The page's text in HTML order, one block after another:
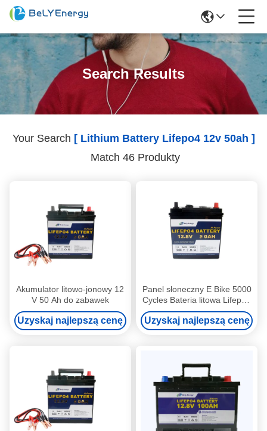
Search Results
Your Search [ Lithium Battery Lifepo4 12v 50ah ]
Match 46 Produkty
Akumulator litowo-jonowy 12
V 50 Ah do zabawek
Uzyskaj najlepszą cenę
Panel słoneczny E Bike 5000
Cycles Bateria litowa Lifepo4
12v 50ah Z diodą LED
Uzyskaj najlepszą cenę